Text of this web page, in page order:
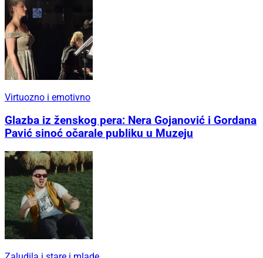
Virtuozno i emotivno
Glazba iz ženskog pera: Nera Gojanović i Gordana
Pavić sinoć očarale publiku u Muzeju